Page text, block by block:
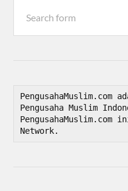
PengusahaMuslim.com
Pengusaha Muslim
Network.